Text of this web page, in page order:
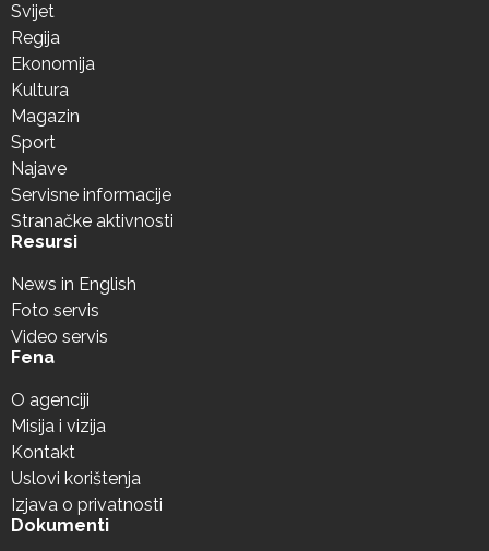
Svijet
Regija
Ekonomija
Kultura
Magazin
Sport
Najave
Servisne informacije
Stranačke aktivnosti
Resursi
News in English
Foto servis
Video servis
Fena
O agenciji
Misija i vizija
Kontakt
Uslovi korištenja
Izjava o privatnosti
Dokumenti